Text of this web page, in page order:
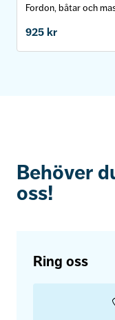
Fordon, båtar och
925 kr
Behöver
oss!
Ring oss